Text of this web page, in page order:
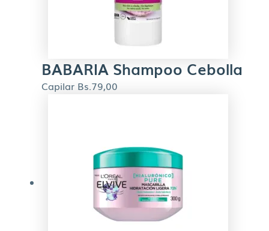
BABARIA Shampoo Cebolla
Capilar Bs.79,00